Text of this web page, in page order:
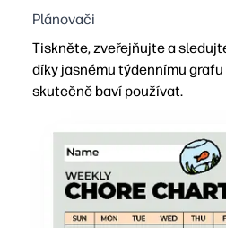
Plánovači
Tiskněte, zveřejňujte a
díky jasnému týdennímu
skutečně baví používat.
Pohodlí tisku a použití -
Motivace vhodná pro děti
Jasná týdenní struktura -
Hodí se vaší rodině -